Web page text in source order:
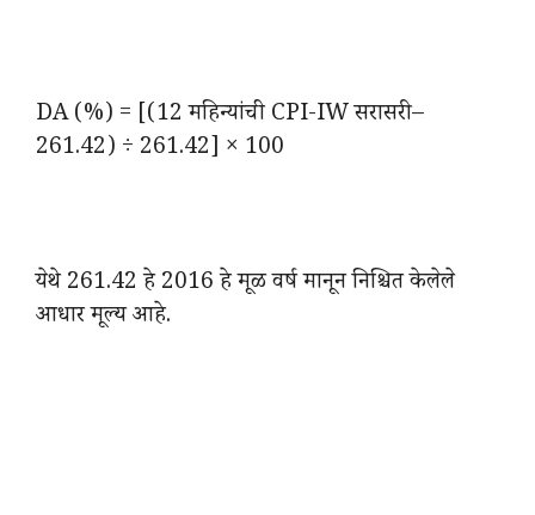
DA (%) = [(12 महिन्यांची CPI-IW सरासरी –
261.42) ÷ 261.42] × 100
येथे 261.42 हे 2016 हे मूळ वर्ष मानून निश्चित केलेले
आधार मूल्य आहे.